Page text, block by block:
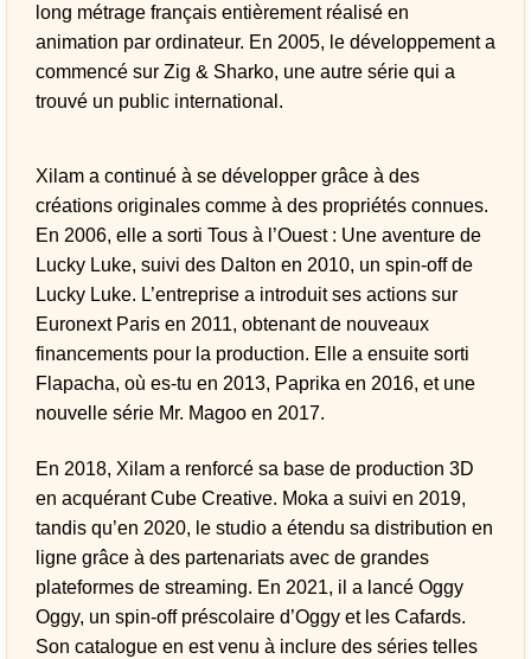
long métrage français entièrement réalisé en
animation par ordinateur. En 2005, le développement a
commencé sur Zig & Sharko, une autre série qui a
trouvé un public international.
Xilam a continué à se développer grâce à des
créations originales comme à des propriétés connues.
En 2006, elle a sorti Tous à l’Ouest : Une aventure de
Lucky Luke, suivi des Dalton en 2010, un spin-off de
Lucky Luke. L’entreprise a introduit ses actions sur
Euronext Paris en 2011, obtenant de nouveaux
financements pour la production. Elle a ensuite sorti
Flapacha, où es-tu en 2013, Paprika en 2016, et une
nouvelle série Mr. Magoo en 2017.
En 2018, Xilam a renforcé sa base de production 3D
en acquérant Cube Creative. Moka a suivi en 2019,
tandis qu’en 2020, le studio a étendu sa distribution en
ligne grâce à des partenariats avec de grandes
plateformes de streaming. En 2021, il a lancé Oggy
Oggy, un spin-off préscolaire d’Oggy et les Cafards.
Son catalogue en est venu à inclure des séries telles